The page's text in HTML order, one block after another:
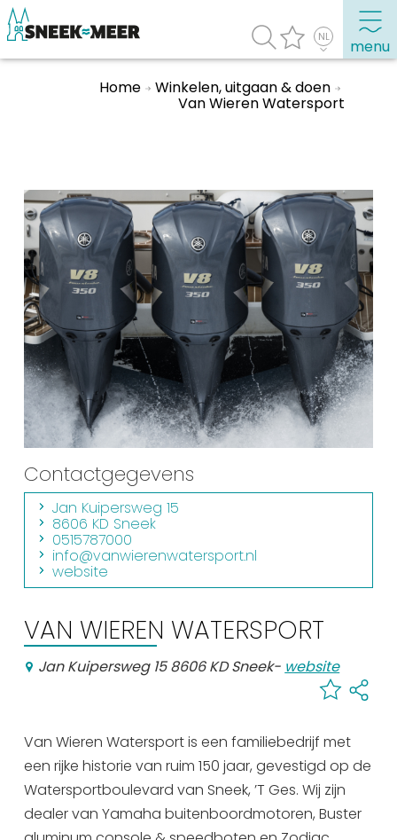
menu
Toeristische informatie
Bezienswaardigheden
Winkelen, uitgaan en doen
Eten, drinken & uitgaan
Watersport
Overnachten
Winkelen
En meer
Arrangementen
Jouw Sneek
De Friese meren
Other languages
UITagenda
Routes
Veel bezochte pagina's:
Top 10 leuke dingen
Vakantie vieren in Sneek
Uitgaan in Sneek
Home Winkelen, uitgaan & doen
Van Wieren Watersport
Contactgegevens
Jan Kuipersweg 15
8606 KD Sneek
0515787000
info@vanwierenwatersport.nl
website
VAN WIEREN WATERSPORT
Jan Kuipersweg 15 8606 KD Sneek- website
Van Wieren Watersport is een familiebedrijf met
een rijke historie van ruim 150 jaar, gevestigd op de
Watersportboulevard van Sneek, ’T Ges. Wij zijn
dealer van Yamaha buitenboordmotoren, Buster